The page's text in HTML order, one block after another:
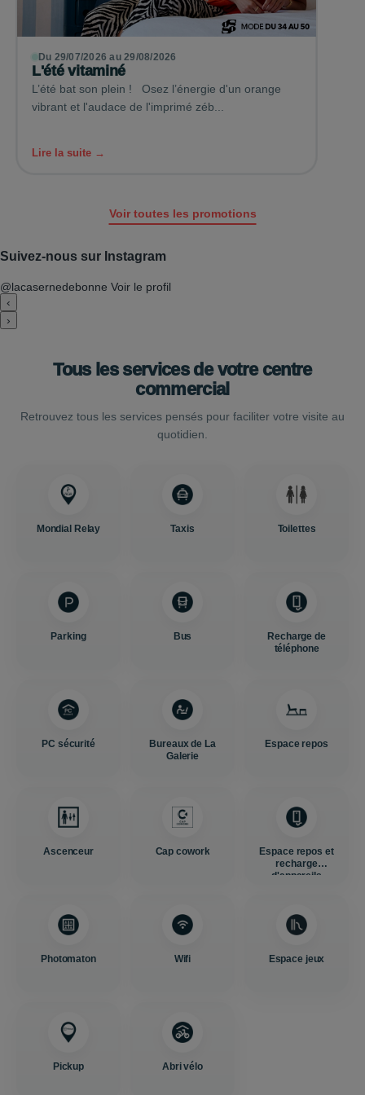
Du 29/07/2026 au 29/08/2026
L'été vitaminé
L’été bat son plein ! Osez l’énergie d'un orange
vibrant et l'audace de l'imprimé zéb...
Lire la suite →
Voir toutes les promotions
Suivez-nous sur Instagram
@lacasernedebonne Voir le profil
‹
›
Tous les services de votre centre
commercial
Retrouvez tous les services pensés pour faciliter votre visite au
quotidien.
Mondial Relay Taxis Toilettes
Parking Bus
Recharge de
téléphone
PC sécurité
Bureaux de La
Galerie
Espace repos
Ascenceur Cap cowork
Espace repos et
recharge
d'appareils
Photomaton Wifi Espace jeux
Pickup Abri vélo